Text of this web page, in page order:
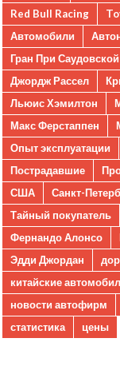
Red Bull Racing
Автомобили
Гран При
Джордж Рассел
Льюис Хэмилтон
Макс Ферстаппен
Опыт эксплуатации
Пострадавшие
США
Санкт-
Тайный покупатель
Фернандо Алонсо
Эдди Джордан
китайские
новости автофирм
статистика
цены